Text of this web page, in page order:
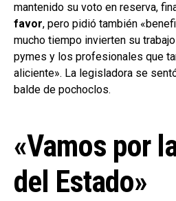
mantenido su voto en reserva,
favor, pero pidió también
mucho tiempo invierten su
pymes y los profesionales que
aliciente». La legisladora se
balde de pochoclos.
«Vamos por
del Estado»